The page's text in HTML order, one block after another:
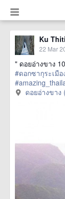
Ku Thiti
22 Mar
" ดอยอ่างขาง
#ดอกซากุระเมือ
href=https://
ดอยอ่างขาง